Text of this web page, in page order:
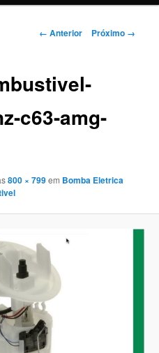
Navegação
← Anterior Próximo →
c63-amg-
800 × 799em Bomba Eletrica